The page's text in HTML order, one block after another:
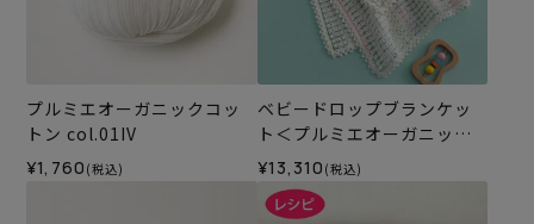
プルミエオーガニックコッ
トン col.01IV
¥1,760 (税込)
ベビードロップブランケッ
ト＜プルミエオーガニック
コットンA＞（編み物 材料
セット）
¥13,310 (税込)